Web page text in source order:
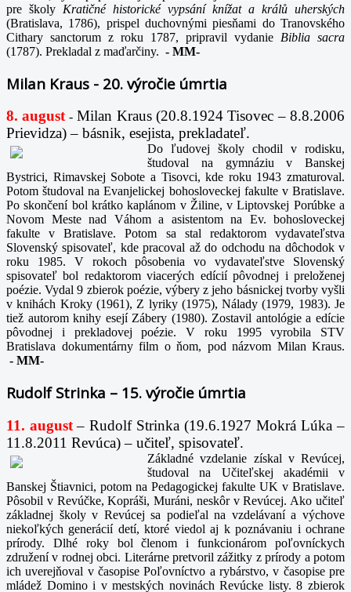
pre školy Kratičné historické vypsání knížat a králů uherských
(Bratislava, 1786), prispel duchovnými piesňami do Tranovského
Cithary sanctorum z roku 1787, pripravil vydanie Biblia sacra
(1787). Prekladal z maďarčiny. - MM-
Milan Kraus - 20. výročie úmrtia
8. august -Milan Kraus (20.8.1924 Tisovec – 8.8.2006
Prievidza) – básnik, esejista, prekladateľ.
Do ľudovej školy chodil v rodisku,
študoval na gymnáziu v Banskej
Bystrici, Rimavskej Sobote a Tisovci, kde roku 1943 zmaturoval.
Potom študoval na Evanjelickej bohosloveckej fakulte v Bratislave.
Po skončení bol krátko kaplánom v Žiline, v Liptovskej Porúbke a
Novom Meste nad Váhom a asistentom na Ev. bohosloveckej
fakulte v Bratislave. Potom sa stal redaktorom vydavateľstva
Slovenský spisovateľ, kde pracoval až do odchodu na dôchodok v
roku 1985. V rokoch pôsobenia vo vydavateľstve Slovenský
spisovateľ bol redaktorom viacerých edícií pôvodnej i preloženej
poézie. Vydal 9 zbierok poézie, výbery z jeho básnickej tvorby vyšli
v knihách Kroky (1961), Z lyriky (1975), Nálady (1979, 1983). Je
tiež autorom knihy esejí Zábery (1980). Zostavil antológie a edície
pôvodnej i prekladovej poézie. V roku 1995 vyrobila STV
Bratislava dokumentárny film o ňom, pod názvom Milan Kraus.
- MM-
Rudolf Strinka – 15. výročie úmrtia
11. august – Rudolf Strinka (19.6.1927 Mokrá Lúka –
11.8.2011 Revúca) – učiteľ, spisovateľ.
Základné vzdelanie získal v Revúcej,
študoval na Učiteľskej akadémii v
Banskej Štiavnici, potom na Pedagogickej fakulte UK v Bratislave.
Pôsobil v Revúčke, Kopráši, Muráni, neskôr v Revúcej. Ako učiteľ
základnej školy v Revúcej sa podieľal na vzdelávaní a výchove
niekoľkých generácií detí, ktoré viedol aj k poznávaniu i ochrane
prírody. Dlhé roky bol členom i funkcionárom poľovníckych
združení v rodnej obci. Literárne pretvoril zážitky z prírody a potom
ich uverejňoval v časopise Poľovníctvo a rybárstvo, v časopise pre
mládež Domino i v mestských novinách Revúcke listy. 8 zbierok